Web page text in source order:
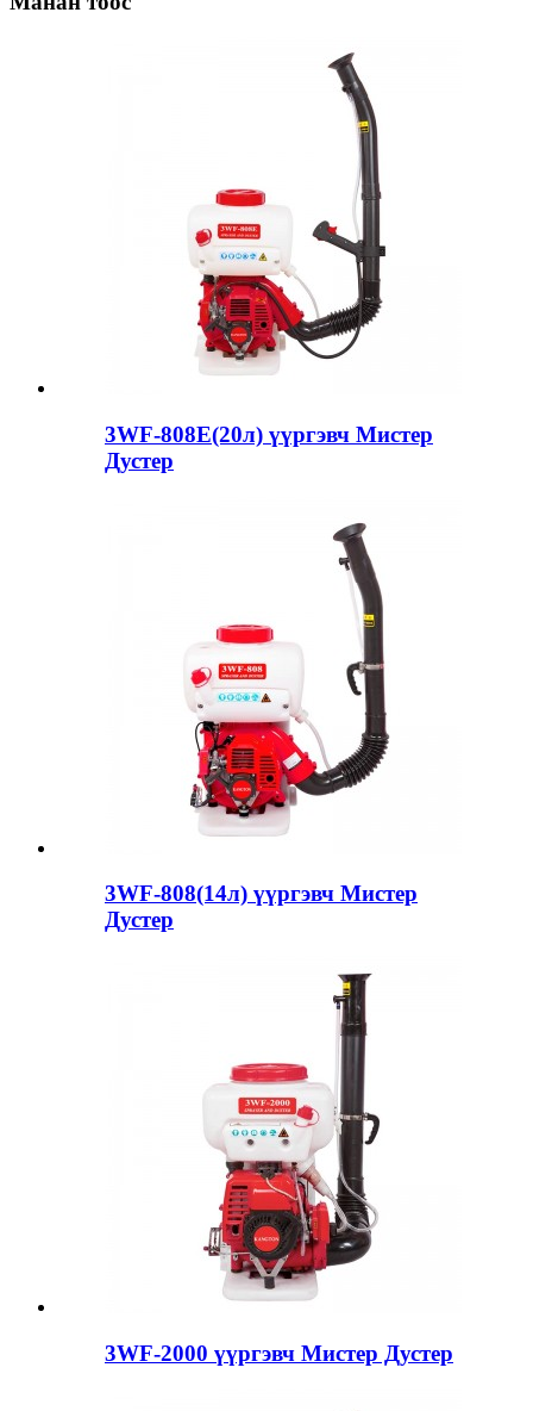
3WF-808E(20л) үүргэвч Мистер
Дустер
3WF-808(14л) үүргэвч Мистер
Дустер
3WF-2000 үүргэвч Мистер Дустер